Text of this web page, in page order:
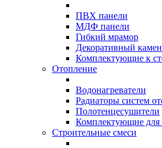
ПВХ панели
МДФ панели
Гибкий мрамор
Декоративный
Комплектующие к
Отопление
Водонагреватели
Радиаторы систем
Полотенцесушители
Комплектующие для
Строительные смеси